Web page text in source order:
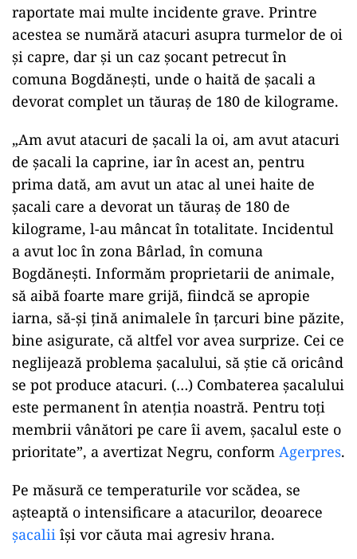
raportate mai multe incidente grave. Printre
acestea se numără atacuri asupra turmelor de oi
și capre, dar și un caz șocant petrecut în
comuna Bogdănești, unde o haită de șacali a
devorat complet un tăuraș de 180 de kilograme.
„Am avut atacuri de şacali la oi, am avut atacuri
de şacali la caprine, iar în acest an, pentru
prima dată, am avut un atac al unei haite de
şacali care a devorat un tăuraş de 180 de
kilograme, l-au mâncat în totalitate. Incidentul
a avut loc în zona Bârlad, în comuna
Bogdăneşti. Informăm proprietarii de animale,
să aibă foarte mare grijă, fiindcă se apropie
iarna, să-şi ţină animalele în ţarcuri bine păzite,
bine asigurate, că altfel vor avea surprize. Cei ce
neglijează problema şacalului, să ştie că oricând
se pot produce atacuri. (…) Combaterea şacalului
este permanent în atenţia noastră. Pentru toţi
membrii vânători pe care îi avem, şacalul este o
prioritate”, a avertizat Negru, conform Agerpres.
Pe măsură ce temperaturile vor scădea, se
așteaptă o intensificare a atacurilor, deoarece
șacalii își vor căuta mai agresiv hrana.